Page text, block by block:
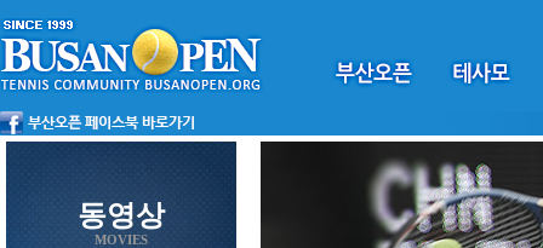
동영상
MOVIES